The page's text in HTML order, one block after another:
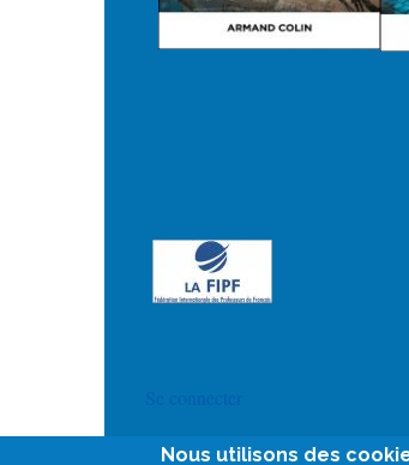
page
Se connecter
Nous utilisons des